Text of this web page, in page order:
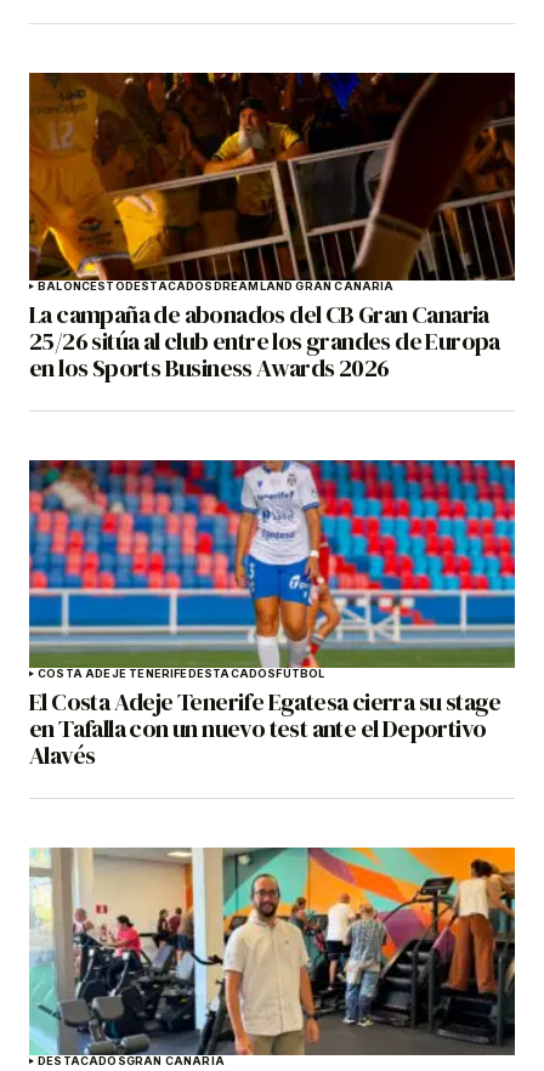
BALONCESTODESTACADOSDREAMLAND GRAN CANARIA
La campaña de abonados del CB Gran Canaria
25/26 sitúa al club entre los grandes de Europa
en los Sports Business Awards 2026
COSTA ADEJE TENERIFEDESTACADOSFÚTBOL
El Costa Adeje Tenerife Egatesa cierra su stage
en Tafalla con un nuevo test ante el Deportivo
Alavés
DESTACADOSGRAN CANARIA